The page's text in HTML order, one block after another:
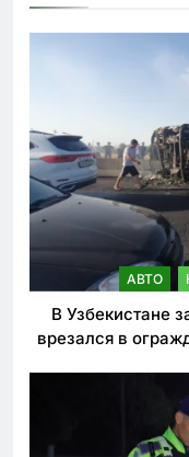
АВТО
В Узбекистане
врезался в